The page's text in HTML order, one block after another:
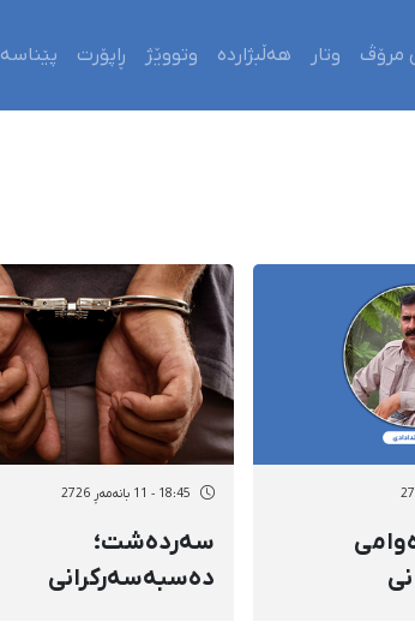
مرۆڤ وتار هەڵبژاردە وتووێژ ڕاپۆرت پێناسە
18:45 - 11 بانەمەڕ 2726
سەردەشت؛
دەسبەسەرکرانی